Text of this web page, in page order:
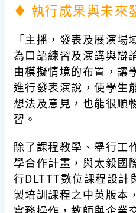
♦ 執行成果與未來
「主播，發表及展演
為口語練習及演講與辯
由模擬情境的布置，讓
進行發表演說，使學生
想法及意見，也能很順
習。
除了課程教學、舉行工
學合作計畫，與太毅國
行DLTTT數位課程設計
製培訓課程之中英版本